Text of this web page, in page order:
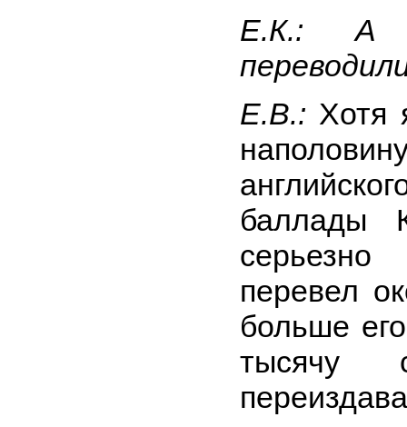
Е.К.: А
Е.В.: Хотя
баллады
перевел
больше
тысячу